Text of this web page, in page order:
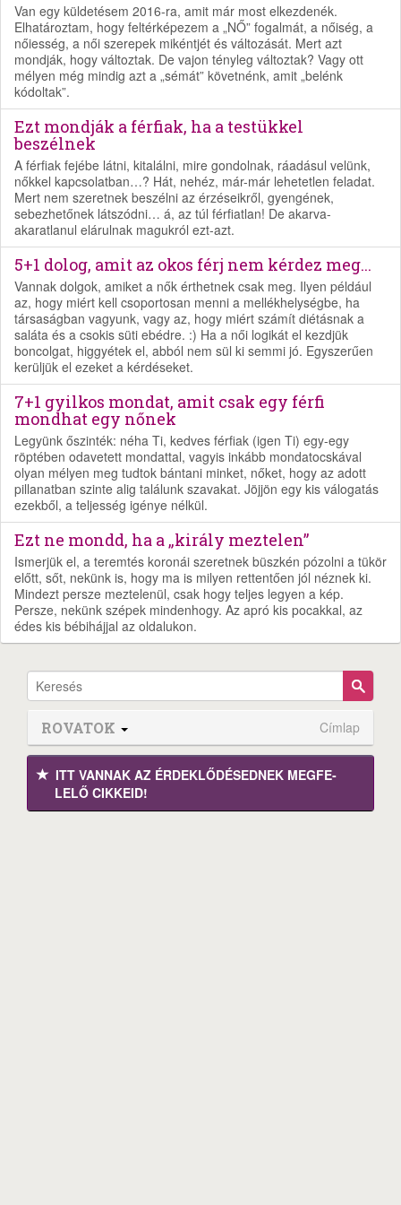
Van egy küldetésem 2016-ra, amit már most elkezdenék.
Elhatároztam, hogy feltérképezem a „NŐ” fogalmát, a nőiség, a
nőiesség, a női szerepek mikéntjét és változását. Mert azt
mondják, hogy változtak. De vajon tényleg változtak? Vagy ott
mélyen még mindig azt a „sémát” követnénk, amit „belénk
kódoltak”.
Ezt mondják a férfiak, ha a testükkel
beszélnek
A férfiak fejébe látni, kitalálni, mire gondolnak, ráadásul velünk,
nőkkel kapcsolatban…? Hát, nehéz, már-már lehetetlen feladat.
Mert nem szeretnek beszélni az érzéseikről, gyengének,
sebezhetőnek látszódni… á, az túl férfiatlan! De akarva-
akaratlanul elárulnak magukról ezt-azt.
5+1 dolog, amit az okos férj nem kérdez meg...
Vannak dolgok, amiket a nők érthetnek csak meg. Ilyen például
az, hogy miért kell csoportosan menni a mellékhelységbe, ha
társaságban vagyunk, vagy az, hogy miért számít diétásnak a
saláta és a csokis süti ebédre. :) Ha a női logikát el kezdjük
boncolgat, higgyétek el, abból nem sül ki semmi jó. Egyszerűen
kerüljük el ezeket a kérdéseket.
7+1 gyilkos mondat, amit csak egy férfi
mondhat egy nőnek
Legyünk őszinték: néha Ti, kedves férfiak (igen Ti) egy-egy
röptében odavetett mondattal, vagyis inkább mondatocskával
olyan mélyen meg tudtok bántani minket, nőket, hogy az adott
pillanatban szinte alig találunk szavakat. Jöjjön egy kis válogatás
ezekből, a teljesség igénye nélkül.
Ezt ne mondd, ha a „király meztelen”
Ismerjük el, a teremtés koronái szeretnek büszkén pózolni a tükör
előtt, sőt, nekünk is, hogy ma is milyen rettentően jól néznek ki.
Mindezt persze meztelenül, csak hogy teljes legyen a kép.
Persze, nekünk szépek mindenhogy. Az apró kis pocakkal, az
édes kis bébihájjal az oldalukon.
ROVATOK Címlap
ITT VANNAK AZ ÉRDEK­LŐDÉ­SEDNEK MEGFE­
LELŐ CIKKEID!